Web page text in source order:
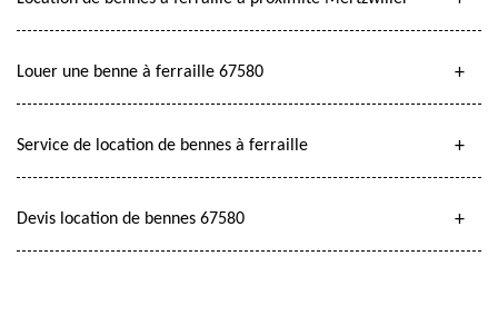
Louer une benne à ferraille 67580
Service de location de bennes à ferraille
Devis location de bennes 67580